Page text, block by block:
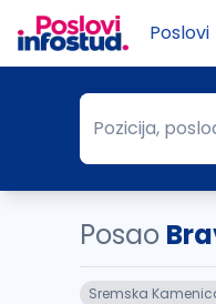
Poslovi
Pozicija,
Pozicija,
Posao
Sremska